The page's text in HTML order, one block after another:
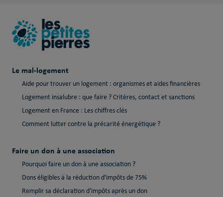
Le mal-logement
Aide pour trouver un logement : organismes et aides financières
Logement insalubre : que faire ? Critères, contact et sanctions
Logement en France : Les chiffres clés
Comment lutter contre la précarité énergétique ?
Faire un don à une association
Pourquoi faire un don à une association ?
Dons éligibles à la réduction d'impôts de 75%
Remplir sa déclaration d'impôts après un don